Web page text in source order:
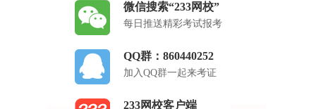
微信搜索“233网校”
每日推送精彩考试报考
QQ群：860440252
加入QQ群一起来考证
233网校客户端